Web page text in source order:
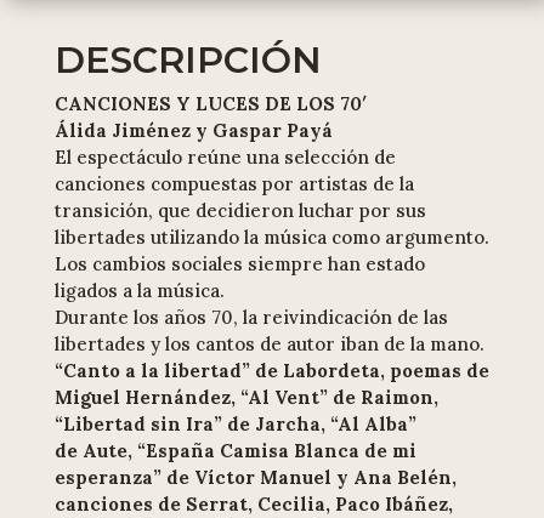
DESCRIPCIÓN
CANCIONES Y LUCES DE LOS 70′
Álida Jiménez y Gaspar Payá
El espectáculo reúne una selección de
canciones compuestas por artistas de la
transición, que decidieron luchar por sus
libertades utilizando la música como argumento.
Los cambios sociales siempre han estado
ligados a la música.
Durante los años 70, la reivindicación de las
libertades y los cantos de autor iban de la mano.
“Canto a la libertad” de Labordeta, poemas de
Miguel Hernández, “Al Vent” de Raimon,
“Libertad sin Ira” de Jarcha, “Al Alba”
de Aute, “España Camisa Blanca de mi
esperanza” de Víctor Manuel y Ana Belén,
canciones de Serrat, Cecilia, Paco Ibáñez,